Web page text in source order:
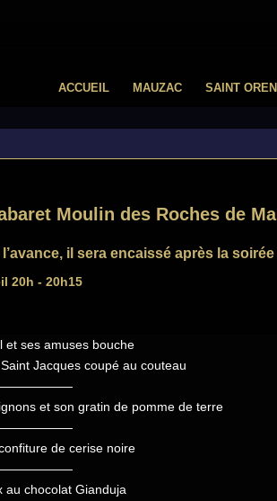
ACCUEIL MAUZAC SAINT
Moulin des Roches de
il sera encaissé après la soirée
20h - 20h15
et ses amuses bouche
Jacques coupé au couteau
et son gratin de pomme de terre
de cerise noire
au chocolat Gianduja